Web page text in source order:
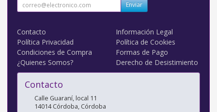
Enviar
Contacto
Información Legal
Política Privacidad
Política de Cookies
Condiciones de Compra
Formas de Pago
¿Quienes Somos?
Derecho de Desistimiento
Contacto
Calle Guaraní, local 11
14014 Córdoba, Córdoba